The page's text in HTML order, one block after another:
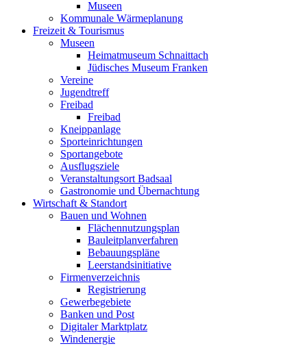
Museen
Kommunale Wärmeplanung
Freizeit & Tourismus
Museen
Heimatmuseum Schnaittach
Jüdisches Museum Franken
Vereine
Jugendtreff
Freibad
Freibad
Kneippanlage
Sporteinrichtungen
Sportangebote
Ausflugsziele
Veranstaltungsort Badsaal
Gastronomie und Übernachtung
Wirtschaft & Standort
Bauen und Wohnen
Flächennutzungsplan
Bauleitplanverfahren
Bebauungspläne
Leerstandsinitiative
Firmenverzeichnis
Registrierung
Gewerbegebiete
Banken und Post
Digitaler Marktplatz
Windenergie